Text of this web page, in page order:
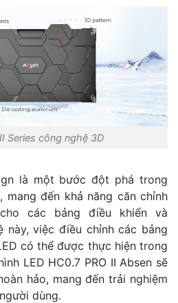
Series công nghệ 3D
là một bước đột phá trong
mang đến khả năng căn chỉnh
các bảng điều khiển và
này, việc điều chỉnh các bảng
có thể được thực hiện trong
LED HC0.7 PRO II Absen sẽ
hảo, mang đến trải nghiệm
dùng.